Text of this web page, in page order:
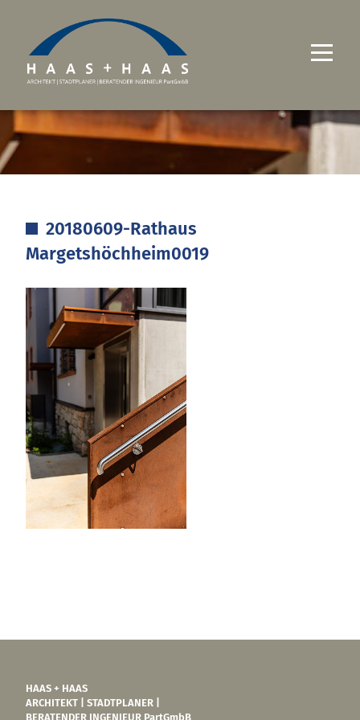
UNTERNEHMEN
PROJEKTE
KARRIERE
20180609-Rathaus
Margetshöchheim0019
HAAS + HAAS
ARCHITEKT | STADTPLANER |
BERATENDER INGENIEUR PartGmbB